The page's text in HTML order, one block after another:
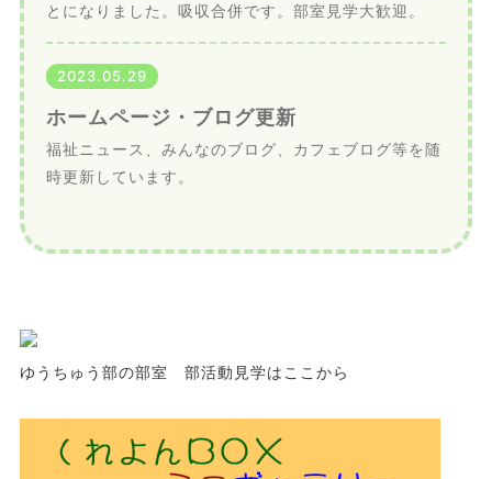
とになりました。吸収合併です。 部室 見学大歓迎。
2023.05.29
ホームページ・ブログ更新
福祉ニュース、みんなのブログ、カフェブログ等を随
時更新しています。
ゆうちゅう部の部室 部活動見学はここから